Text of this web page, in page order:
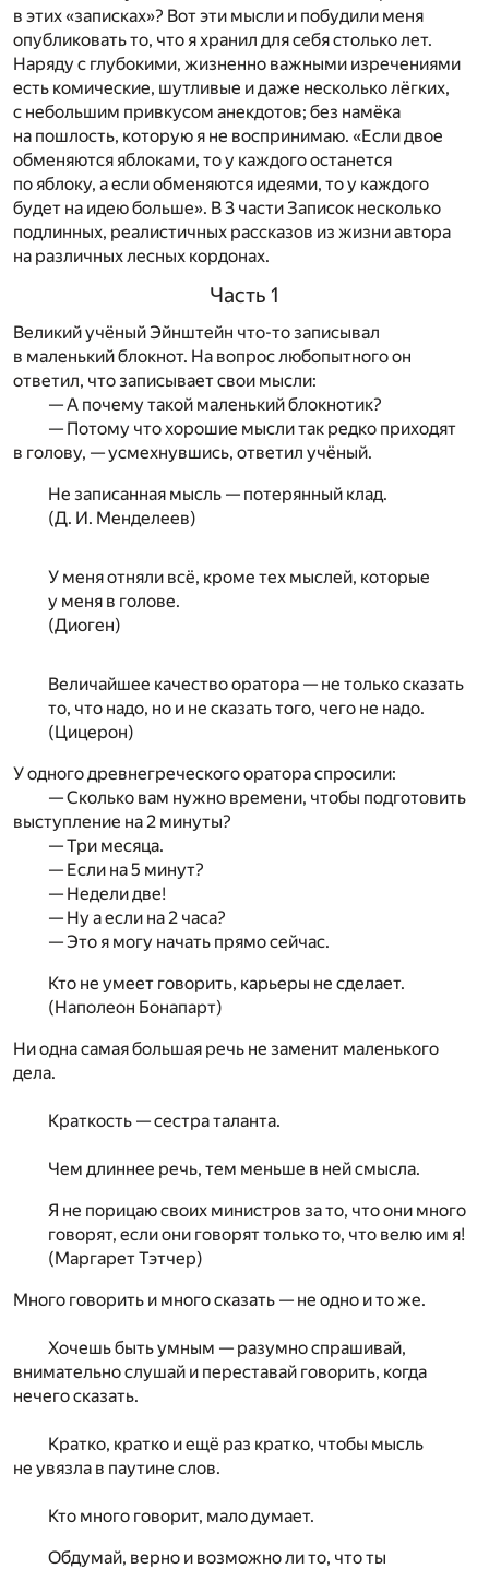
в этих «записках»? Вот эти мысли и побудили меня
опубликовать то, что я хранил для себя столько лет.
Наряду с глубокими, жизненно важными изречениями
есть комические, шутливые и даже несколько лёгких,
с небольшим привкусом анекдотов; без намёка
на пошлость, которую я не воспринимаю. «Если двое
обменяются яблоками, то у каждого останется
по яблоку, а если обменяются идеями, то у каждого
будет на идею больше». В 3 части Записок несколько
подлинных, реалистичных рассказов из жизни автора
на различных лесных кордонах.
Часть 1
Великий учёный Эйнштейн что-то записывал
в маленький блокнот. На вопрос любопытного он
ответил, что записывает свои мысли:
— А почему такой маленький блокнотик?
— Потому что хорошие мысли так редко приходят
в голову, — усмехнувшись, ответил учёный.
Не записанная мысль — потерянный клад.
(Д. И. Менделеев)
У меня отняли всё, кроме тех мыслей, которые
у меня в голове.
(Диоген)
Величайшее качество оратора — не только сказать
то, что надо, но и не сказать того, чего не надо.
(Цицерон)
У одного древнегреческого оратора спросили:
— Сколько вам нужно времени, чтобы подготовить
выступление на 2 минуты?
— Три месяца.
— Если на 5 минут?
— Недели две!
— Ну а если на 2 часа?
— Это я могу начать прямо сейчас.
Кто не умеет говорить, карьеры не сделает.
(Наполеон Бонапарт)
Ни одна самая большая речь не заменит маленького
дела.
Краткость — сестра таланта.
Чем длиннее речь, тем меньше в ней смысла.
Я не порицаю своих министров за то, что они много
говорят, если они говорят только то, что велю им я!
(Маргарет Тэтчер)
Много говорить и много сказать — не одно и то же.
Хочешь быть умным — разумно спрашивай,
внимательно слушай и переставай говорить, когда
нечего сказать.
Кратко, кратко и ещё раз кратко, чтобы мысль
не увязла в паутине слов.
Кто много говорит, мало думает.
Обдумай, верно и возможно ли то, что ты